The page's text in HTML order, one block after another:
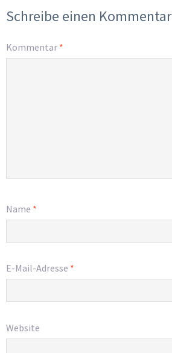
Schreibe einen Kommentar
Kommentar *
Name *
E-Mail-Adresse *
Website